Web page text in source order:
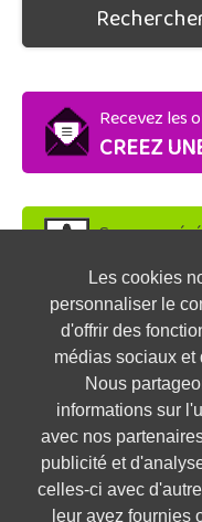
Les cookies
personnaliser le
d'offrir des
médias sociaux et
Nous
informations sur
avec nos
publicité et
celles-ci avec
leur avez fournies
Recevez les
CREEZ
Soyez
Préparez
TESTEZ-
OFFRES